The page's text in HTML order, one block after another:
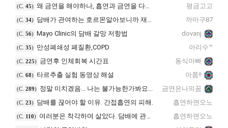
(C. 45) 왜 금연을 해야하나, 흡연과 금연을 다시 생각하다.<국립암센타원장님 명강의 평금고고
(C. 34) 담배가 관여하는 호르몬알아보니까 재미있네요 까마구87
(C. 56) Mayo Clinic의 담배 갈망 저항법 dovanj
(C. 35) 만성폐쇄성 폐질환,COPD 아리수™
(C. 225) 금연후 인체회복 시간표 동식아빠
(C. 68) 타르추출 실험 동영상 해설 아쫌!!
(C. 289) 정말 미치겠음... 나는 불가능한가봐요... 금연은나의꿈
(C. 23) 담배를 끊어야 할 이유. 간접흡연의 피해. 흡연하면오노
(C. 110) 여러분은 착각하며 살았다. 담배에 관한 잘못된 상식 흡연하면오노